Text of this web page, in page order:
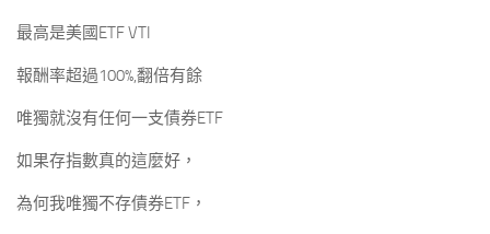
最高是美國ETF VTI
報酬率超過100%,翻倍有餘
唯獨就沒有任何一支債券ETF
如果存指數真的這麼好，
為何我唯獨不存債券ETF，